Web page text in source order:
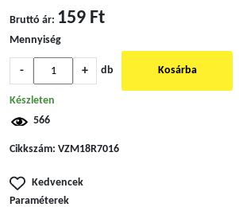
Bruttó ár: 159 Ft
Mennyiség
- + db Kosárba
Készleten
566
Cikkszám: VZM18R7016
Kedvencek
Paraméterek